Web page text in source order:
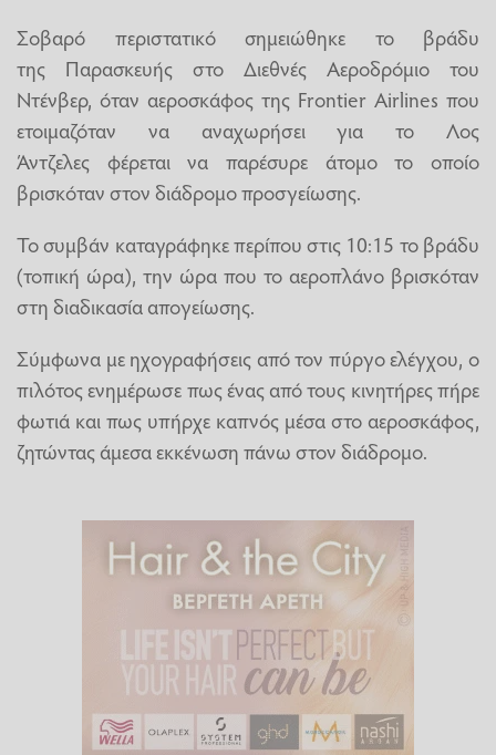
Σοβαρό περιστατικό σημειώθηκε το βράδυ
της Παρασκευής στο Διεθνές Αεροδρόμιο του
Ντένβερ, όταν αεροσκάφος της Frontier Airlines που
ετοιμαζόταν να αναχωρήσει για το Λος
Άντζελες φέρεται να παρέσυρε άτομο το οποίο
βρισκόταν στον διάδρομο προσγείωσης.
Το συμβάν καταγράφηκε περίπου στις 10:15 το βράδυ
(τοπική ώρα), την ώρα που το αεροπλάνο βρισκόταν
στη διαδικασία απογείωσης.
Σύμφωνα με ηχογραφήσεις από τον πύργο ελέγχου, ο
πιλότος ενημέρωσε πως ένας από τους κινητήρες πήρε
φωτιά και πως υπήρχε καπνός μέσα στο αεροσκάφος,
ζητώντας άμεσα εκκένωση πάνω στον διάδρομο.